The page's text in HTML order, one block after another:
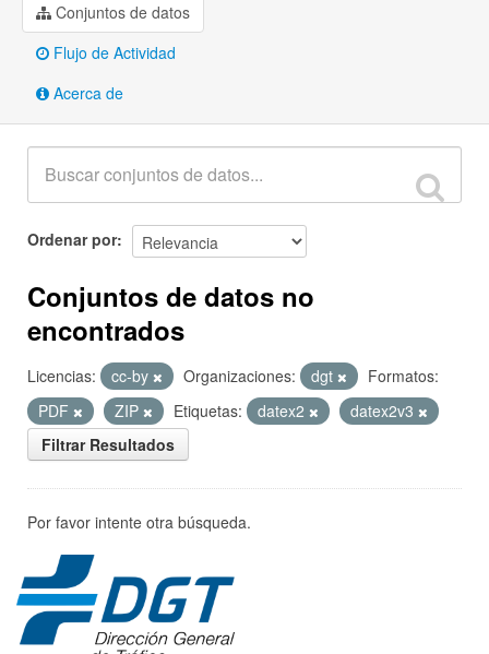
Conjuntos de datos
Flujo de Actividad
Acerca de
Ordenar por
Conjuntos de datos no
encontrados
Licencias: cc-by Organizaciones: dgt
Formatos:
PDF
ZIP Etiquetas: datex2
datex2v3
Filtrar Resultados
Por favor intente otra búsqueda.